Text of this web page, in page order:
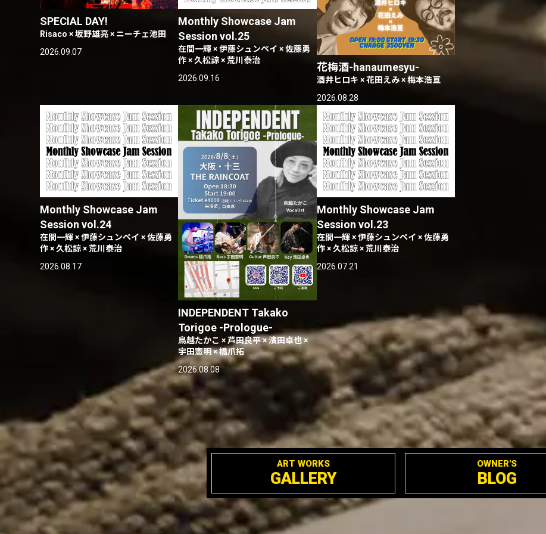
SPECIAL DAY!
Risaco × 坂野雄亮 × ニーチェ池田
2026.09.07
Monthly Showcase Jam
Session vol.25
在間一輝 × 伊藤シュンペイ × 佐藤勇
作 × 久松諒 × 荒川泰治
2026.09.16
花梅酒-hanaumesyu-
酒井ヒロキ × 花田えみ × 梅本浩亘
2026.08.28
Monthly Showcase Jam
Session vol.24
在間一輝 × 伊藤シュンペイ × 佐藤勇
作 × 久松諒 × 荒川泰治
2026.08.17
INDEPENDENT Takako
Torigoe -Prologue-
鳥越たかこ × 芦田良平 × 濱田卓也 ×
宇田憲明 × 橋爪拓
2026.08.08
Monthly Showcase Jam
Session vol.23
在間一輝 × 伊藤シュンペイ × 佐藤勇
作 × 久松諒 × 荒川泰治
2026.07.21
ART WORKS
GALLERY
OWNER'S
BLOG